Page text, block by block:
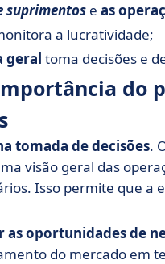
suprimentos e as
a lucratividade;
geral toma decisões e
do
tomada de decisões.
visão geral das
Isso permite que a
as oportunidades de
do mercado em